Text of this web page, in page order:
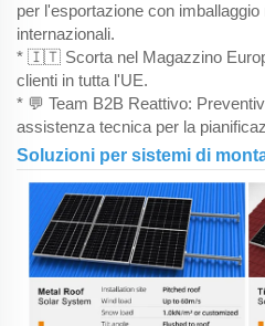
per l'esportazione con
internazionali.
* 🇮🇹 Scorta nel Magazzino
clienti in tutta l'UE.
* 💬 Team B2B Reattivo:
assistenza tecnica per la
Soluzioni per sistemi di